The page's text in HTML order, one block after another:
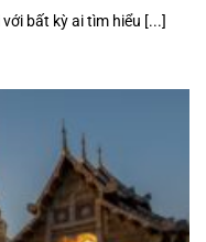
bất kỳ ai tìm hiểu [...]